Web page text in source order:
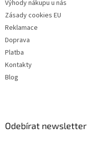
Výhody nákupu u nás
Zásady cookies EU
Reklamace
Doprava
Platba
Kontakty
Blog
Odebírat newsletter